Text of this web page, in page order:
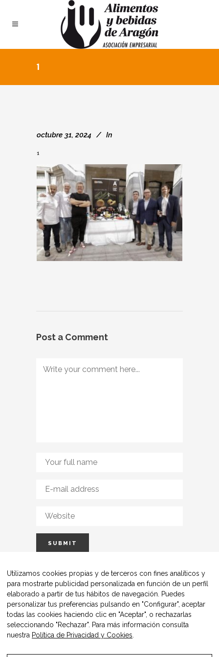
1
octubre 31, 2024 In
1
Post a Comment
Utilizamos cookies propias y de terceros con fines analíticos y
para mostrarte publicidad personalizada en función de un perfil
elaborado a partir de tus hábitos de navegación. Puedes
personalizar tus preferencias pulsando en "Configurar", aceptar
todas las cookies haciendo clic en "Aceptar", o rechazarlas
seleccionando "Rechazar". Para más información consulta
nuestra Política de Privacidad y Cookies